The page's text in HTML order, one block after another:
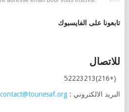
تابعونا على الفايسبوك
للاتصال
(+216)52223213
البريد الالكتروني : contact@tounesaf.org